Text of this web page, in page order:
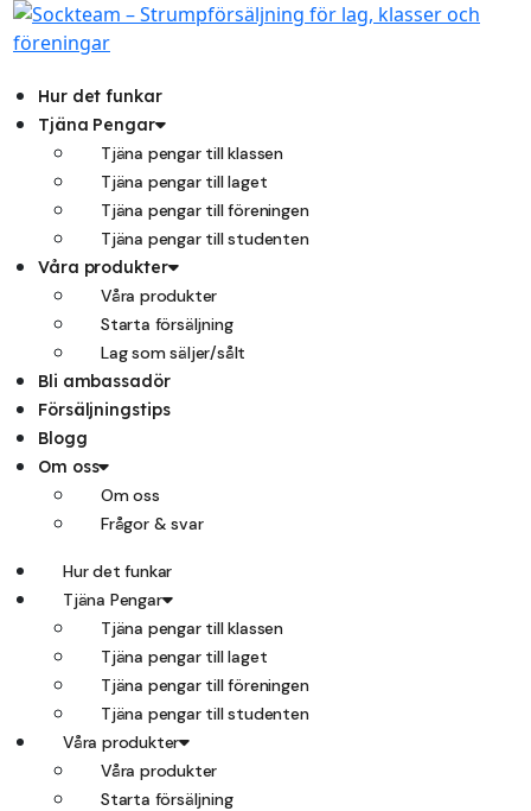
Hoppa
till
Hur det funkar
Tjäna Pengar
Tjäna pengar till klassen
Tjäna pengar till laget
Tjäna pengar till föreningen
Tjäna pengar till studenten
Våra produkter
Våra produkter
Starta försäljning
Lag som säljer/sålt
Bli ambassadör
Försäljningstips
Blogg
Om oss
Om oss
Frågor & svar
Hur det funkar
Tjäna Pengar
Tjäna pengar till klassen
Tjäna pengar till laget
Tjäna pengar till föreningen
Tjäna pengar till studenten
Våra produkter
Våra produkter
Starta försäljning